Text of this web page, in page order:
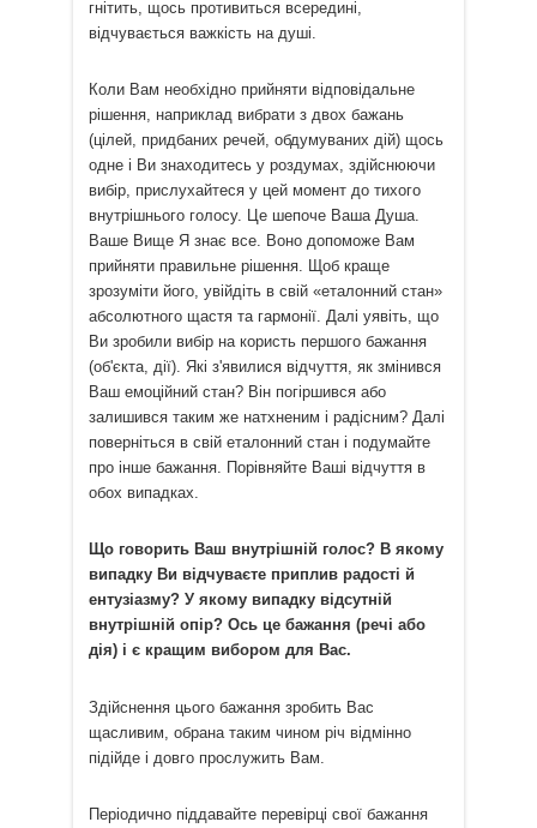
гнітить, щось противиться всередині,
відчувається важкість на душі.
Коли Вам необхідно прийняти відповідальне
рішення, наприклад вибрати з двох бажань
(цілей, придбаних речей, обдумуваних дій) щось
одне і Ви знаходитесь у роздумах, здійснюючи
вибір, прислухайтеся у цей момент до тихого
внутрішнього голосу. Це шепоче Ваша Душа.
Ваше Вище Я знає все. Воно допоможе Вам
прийняти правильне рішення. Щоб краще
зрозуміти його, увійдіть в свій «еталонний стан»
абсолютного щастя та гармонії. Далі уявіть, що
Ви зробили вибір на користь першого бажання
(об'єкта, дії). Які з'явилися відчуття, як змінився
Ваш емоційний стан? Він погіршився або
залишився таким же натхненим і радісним? Далі
поверніться в свій еталонний стан і подумайте
про інше бажання. Порівняйте Ваші відчуття в
обох випадках.
Що говорить Ваш внутрішній голос? В якому
випадку Ви відчуваєте приплив радості й
ентузіазму? У якому випадку відсутній
внутрішній опір? Ось це бажання (речі або
дія) і є кращим вибором для Вас.
Здійснення цього бажання зробить Вас
щасливим, обрана таким чином річ відмінно
підійде і довго прослужить Вам.
Періодично піддавайте перевірці свої бажання